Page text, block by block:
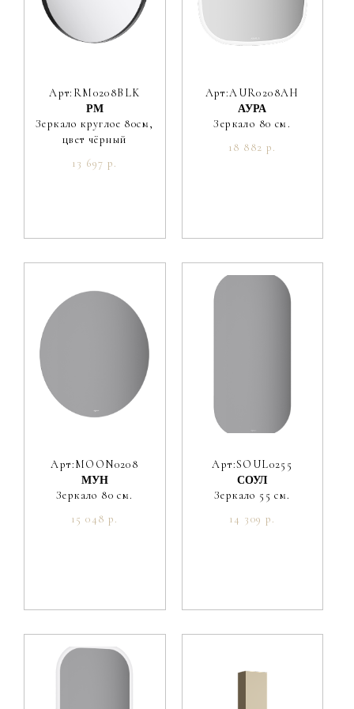
Вес умывальника, кг
Арт:RM0208BLK
РМ
Зеркало круглое 80см,
цвет чёрный
13 697 р.
Арт:AUR0208AH
АУРА
Зеркало 80 см.
18 882 р.
Арт:MOON0208
МУН
Зеркало 80 см.
15 048 р.
Арт:SOUL0255
СОУЛ
Зеркало 55 см.
14 309 р.